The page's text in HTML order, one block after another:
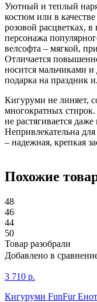
Уютный и теплый
костюм или в
розовой расцветках,
персонажа
велсофта – мягкой,
Отличается
носится мальчиками
подарка на праздник
Кигуруми не линяет,
многократных стирок.
не растягивается
Непривлекательна
– надежная, крепкая
Похожие
48
46
44
50
Товар разобрали
Добавлено в
3 710 р.
Кигуруми FunFur Енот